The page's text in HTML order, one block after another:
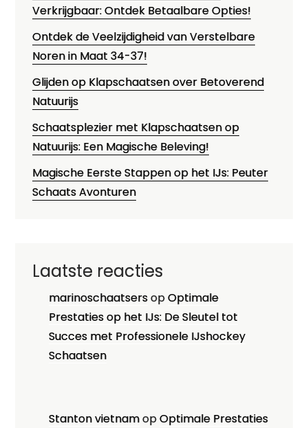
Verkrijgbaar: Ontdek Betaalbare Opties!
Ontdek de Veelzijdigheid van Verstelbare
Noren in Maat 34-37!
Glijden op Klapschaatsen over Betoverend
Natuurijs
Schaatsplezier met Klapschaatsen op
Natuurijs: Een Magische Beleving!
Magische Eerste Stappen op het IJs: Peuter
Schaats Avonturen
Laatste reacties
marinoschaatsersopOptimale
Prestaties op het IJs: De Sleutel tot
Succes met Professionele IJshockey
Schaatsen
Stanton vietnamopOptimale Prestaties